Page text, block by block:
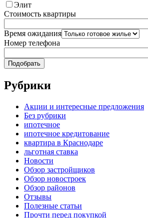
Элит
Стоимость квартиры
Время ожидания
Номер телефона
Рубрики
Акции и интересные предложения
Без рубрики
ипотечное
ипотечное кредитование
квартира в Краснодаре
льготная ставка
Новости
Обзор застройщиков
Обзор новостроек
Обзор районов
Отзывы
Полезные статьи
Прочти перед покупкой